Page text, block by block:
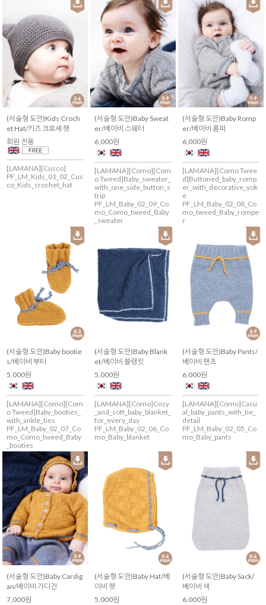
(서술형 도안)Kids Croch
et Hat/키즈 크로셰 햇
회원 전용
[LAMANA][Cusco]
PF_LM_Kids_01_02_Cus
co_Kids_crochet_hat
(서술형 도안)Baby Sweat
er/베이비 스웨터
6,000원
[LAMANA][Como][Com
o Tweed]Baby_sweater_
with_one_side_button_s
trip
PF_LM_Baby_02_09_Co
mo_Como_tweed_Baby
_sweater
(서술형 도안)Baby Romp
er/베이비 롬퍼
6,000원
[LAMANA][Como Twee
d]Buttoned_baby_romp
er_with_decorative_yok
e
PF_LM_Baby_02_08_Co
mo_tweed_Baby_rompe
r
(서술형 도안)Baby bootie
s/베이비 부티
5,000원
[LAMANA][Como][Com
o Tweed]Baby_booties_
with_ankle_ties
PF_LM_Baby_02_07_Co
mo_Como_tweed_Baby
_booties
(서술형 도안)Baby Blank
et/베이비 블랭킷
5,000원
[LAMANA][Como]Cosy
_and_soft_baby_blanket_
for_every_day
PF_LM_Baby_02_06_Co
mo_Baby_blanket
(서술형 도안)Baby Pants/
베이비 팬츠
6,000원
[LAMANA][Como]Casu
al_baby_pants_with_tie_
detail
PF_LM_Baby_02_05_Co
mo_Baby_pants
(서술형 도안)Baby Cardig
an/베이비 가디건
7,000원
(서술형 도안)Baby Hat/베
이비 햇
5,000원
(서술형 도안)Baby Sack/
베이비 색
6,000원